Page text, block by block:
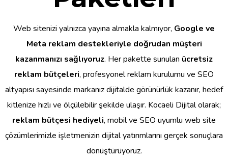
Web sitenizi yalnızca yayına almakla kalmıyor, Google ve
Meta reklam destekleriyle doğrudan müşteri
kazanmanızı sağlıyoruz. Her pakette sunulan ücretsiz
reklam bütçeleri, profesyonel reklam kurulumu ve SEO
altyapısı sayesinde markanız dijitalde görünürlük kazanır, hedef
kitlenize hızlı ve ölçülebilir şekilde ulaşır. Kocaeli Dijital olarak;
reklam bütçesi hediyeli, mobil ve SEO uyumlu web site
çözümlerimizle işletmenizin dijital yatırımlarını gerçek sonuçlara
dönüştürüyoruz.